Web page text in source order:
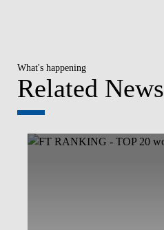
What's happening
Related News